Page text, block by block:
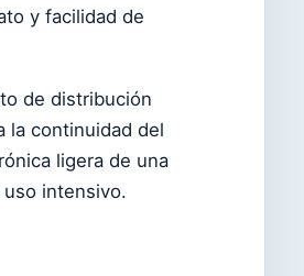
y facilidad de
de distribución
la continuidad del
ligera de una
intensivo.